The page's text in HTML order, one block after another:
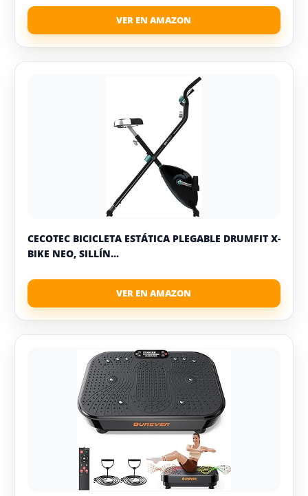
CECOTEC BICICLETA ESTÁTICA PLEGABLE DRUMFIT X-
BIKE NEO, SILLÍN...